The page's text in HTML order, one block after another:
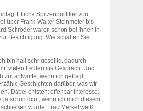
Etliche Spitzenpolitiker von
über Frank-Walter Steinmeier bis
Schröder waren schon bei Ihnen in
Besichtigung. Wie schaffen Sie
bin halt sehr gesellig, dadurch
vielen Leuten ins Gespräch. Und
zu, antworte, wenn ich gefragt
Geschichten darüber, was wir
Dabei entsteht offenbar Interesse.
ja schön doof, wenn ich mich diesem
würde. Frau Merkel weiß